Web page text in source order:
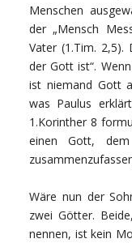
Menschen
der „Mensch
Vater (1.Tim. 2,5).
der Gott ist“.
ist niemand Gott
was Paulus
1.Korinther 8
einen Gott,
Wäre nun der
zwei Götter.
nennen, ist kein